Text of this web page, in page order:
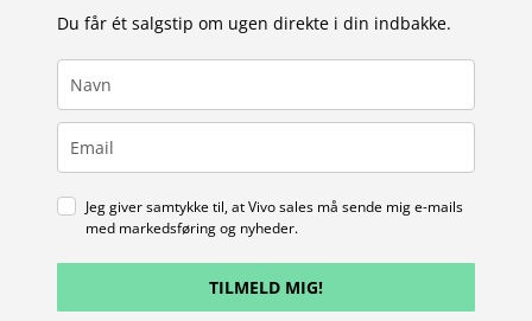
Du får ét salgstip om ugen direkte i din indbakke.
Jeg giver samtykke til, at Vivo sales må sende mig e-mails
med markedsføring og nyheder.
TILMELD MIG!